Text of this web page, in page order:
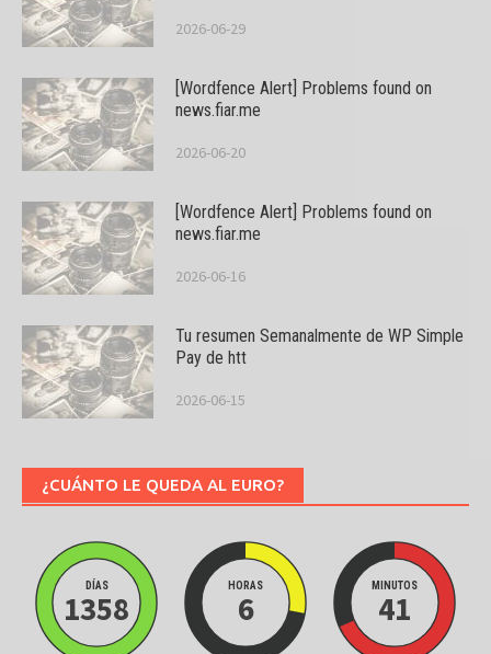
2026-06-29
[Wordfence Alert] Problems found on
news.fiar.me
2026-06-20
[Wordfence Alert] Problems found on
news.fiar.me
2026-06-16
Tu resumen Semanalmente de WP Simple
Pay de htt
2026-06-15
¿CUÁNTO LE QUEDA AL EURO?
DÍAS
1358
HORAS
6
MINUTOS
41